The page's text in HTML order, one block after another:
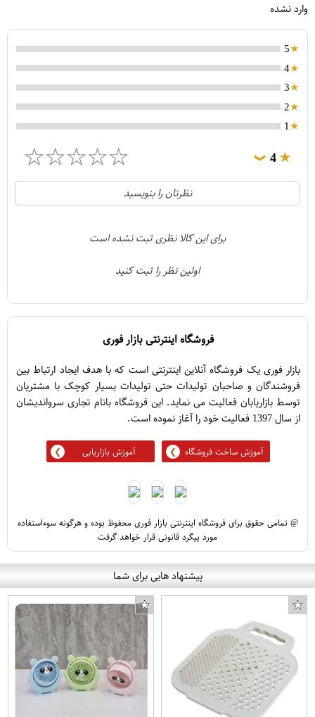
وارد نشده
5
4
3
2
1
4
❯
☆
☆
☆
☆
☆
0
0
نظرتان را بنویسید
برای این کالا نظری ثبت نشده است
اولین نظر را ثبت کنید
فروشگاه اینترنتی بازار فوری
بازار فوری یک فروشگاه آنلاین اینترنتی است که با هدف ایجاد ارتباط بین
فروشندگان و صاحبان تولیدات حتی تولیدات بسیار کوچک با مشتریان
توسط بازاریابان فعالیت می نماید. این فروشگاه بانام تجاری سرواندیشان
از سال 1397 فعالیت خود را آغاز نموده است.
آموزش ساخت فروشگاه آموزش بازاریابی
@ تمامی حقوق برای فروشگاه اینترنتی بازار فوری محفوظ بوده و هرگونه سوءاستفاده
مورد پیگرد قانونی قرار خواهد گرفت
پیشنهاد هایی برای شما